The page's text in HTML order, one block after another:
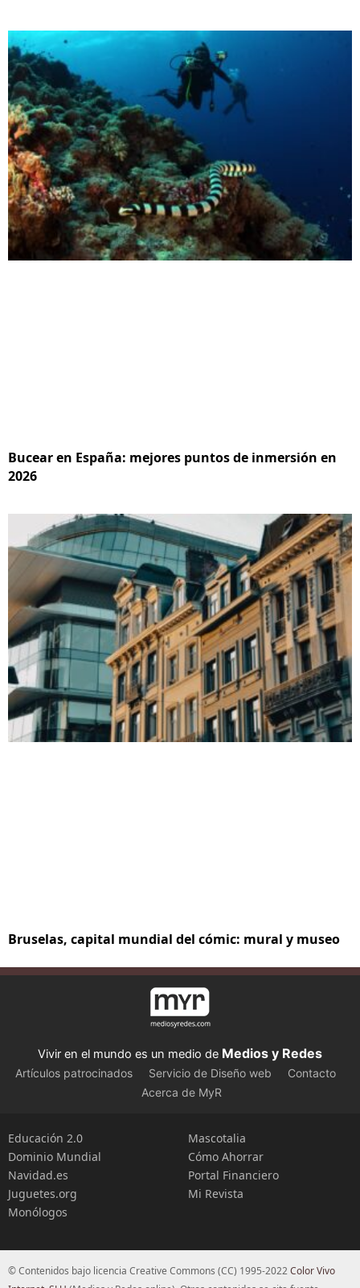
Bucear en España: mejores puntos de inmersión en
2026
Bruselas, capital mundial del cómic: mural y museo
Vivir en el mundo es un medio de Medios y Redes
Artículos patrocinados Servicio de Diseño web
Contacto
Acerca de MyR
Educación 2.0
Dominio Mundial
Navidad.es
Juguetes.org
Monólogos
Mascotalia
Cómo Ahorrar
Portal Financiero
Mi Revista
© Contenidos bajo licencia Creative Commons (CC) 1995-2022Color Vivo